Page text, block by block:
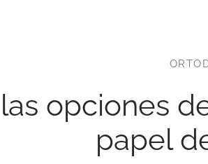
opciones
papel